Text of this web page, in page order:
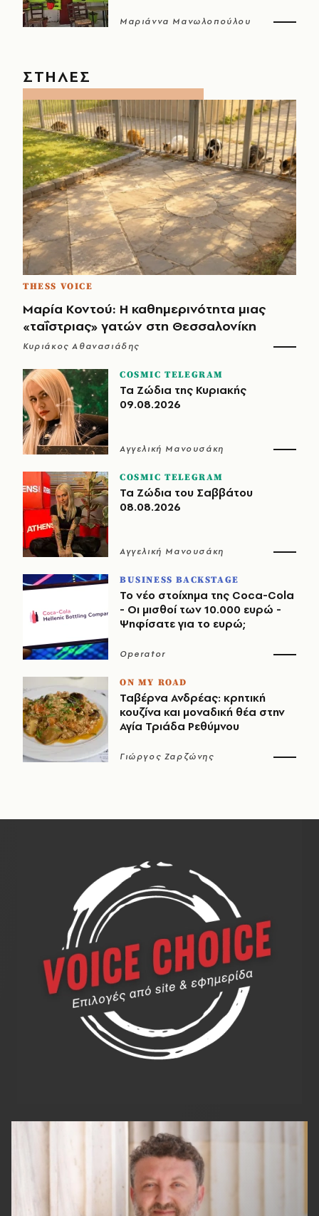
Μαριάννα Μανωλοπούλου
ΣΤΗΛΕΣ
THESS VOICE
Μαρία Κοντού: Η καθημερινότητα μιας
«ταΐστριας» γατών στη Θεσσαλονίκη
Κυριάκος Αθανασιάδης
COSMIC TELEGRAM
Τα Ζώδια της Κυριακής
09.08.2026
Αγγελική Μανουσάκη
COSMIC TELEGRAM
Τα Ζώδια του Σαββάτου
08.08.2026
Αγγελική Μανουσάκη
BUSINESS BACKSTAGE
Το νέο στοίχημα της Coca-Cola
- Οι μισθοί των 10.000 ευρώ -
Ψηφίσατε για το ευρώ;
Operator
ON MY ROAD
Ταβέρνα Ανδρέας: κρητική
κουζίνα και μοναδική θέα στην
Αγία Τριάδα Ρεθύμνου
Γιώργος Ζαρζώνης